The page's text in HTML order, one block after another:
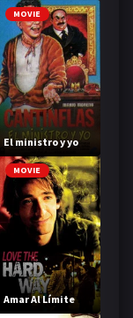
MOVIE
El ministro y yo
MOVIE
Amar Al Límite